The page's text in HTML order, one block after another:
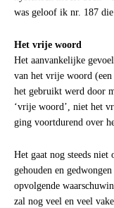
was geloof ik nr. 187
Het vrije woord
Het aanvankelijke
van het vrije woord
het gebruikt werd door
‘vrije woord’, niet het
ging voortdurend over
Het gaat nog steeds
gehouden en
opvolgende
zal nog veel en veel